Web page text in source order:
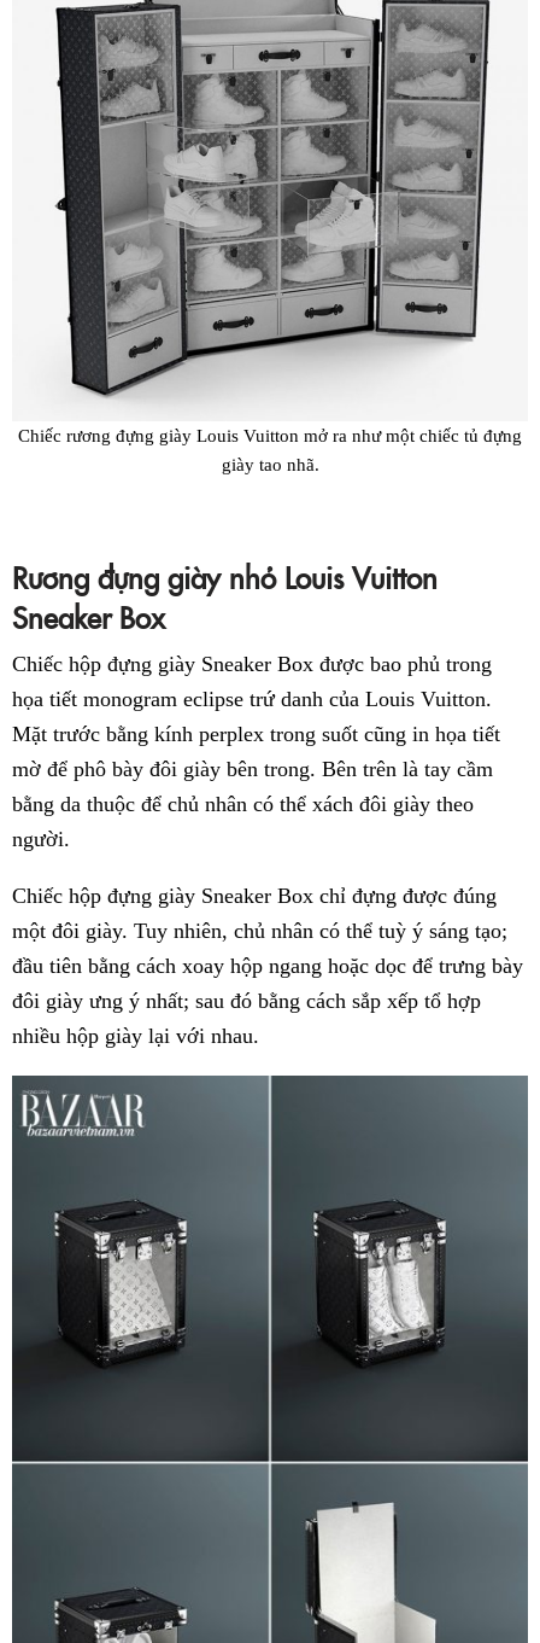
Chiếc rương đựng giày Louis Vuitton mở ra như một chiếc tủ đựng
giày tao nhã.
Rương đựng giày nhỏ Louis Vuitton
Sneaker Box
Chiếc hộp đựng giày Sneaker Box được bao phủ trong
họa tiết monogram eclipse trứ danh của Louis Vuitton.
Mặt trước bằng kính perplex trong suốt cũng in họa tiết
mờ để phô bày đôi giày bên trong. Bên trên là tay cầm
bằng da thuộc để chủ nhân có thể xách đôi giày theo
người.
Chiếc hộp đựng giày Sneaker Box chỉ đựng được đúng
một đôi giày. Tuy nhiên, chủ nhân có thể tuỳ ý sáng tạo;
đầu tiên bằng cách xoay hộp ngang hoặc dọc để trưng bày
đôi giày ưng ý nhất; sau đó bằng cách sắp xếp tổ hợp
nhiều hộp giày lại với nhau.